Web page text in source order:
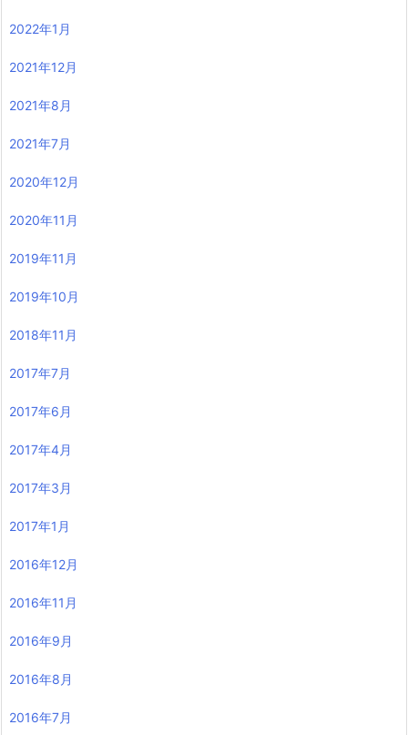
2022年1月
2021年12月
2021年8月
2021年7月
2020年12月
2020年11月
2019年11月
2019年10月
2018年11月
2017年7月
2017年6月
2017年4月
2017年3月
2017年1月
2016年12月
2016年11月
2016年9月
2016年8月
2016年7月